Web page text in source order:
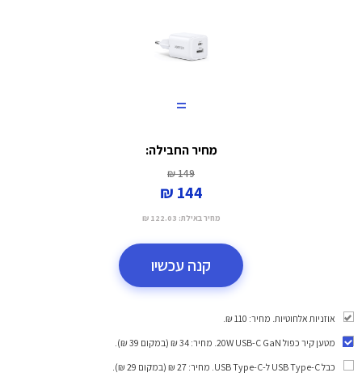
=
מחיר החבילה:
149 ₪
144 ₪
מחיר באילת: 122.03 ₪
קנה עכשיו
אוזניות אלחוטיות. מחיר: 110 ₪.
מטען קיר כפול 20W USB-C GaN
. מחיר: 34 ₪ (במקום 39 ₪).
כבל USB Type-C ל-USB Type-C
. מחיר: 27 ₪ (במקום 29 ₪).